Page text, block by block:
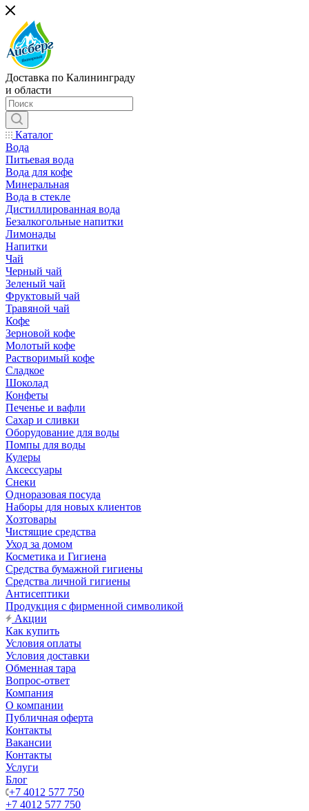
Доставка по Калининграду
и области
Каталог
Вода
Питьевая вода
Вода для кофе
Минеральная
Вода в стекле
Дистиллированная вода
Безалкогольные напитки
Лимонады
Напитки
Чай
Черный чай
Зеленый чай
Фруктовый чай
Травяной чай
Кофе
Зерновой кофе
Молотый кофе
Растворимый кофе
Сладкое
Шоколад
Конфеты
Печенье и вафли
Сахар и сливки
Оборудование для воды
Помпы для воды
Кулеры
Аксессуары
Снеки
Одноразовая посуда
Наборы для новых клиентов
Хозтовары
Чистящие средства
Уход за домом
Косметика и Гигиена
Средства бумажной гигиены
Средства личной гигиены
Антисептики
Продукция с фирменной символикой
Акции
Как купить
Условия оплаты
Условия доставки
Обменная тара
Вопрос-ответ
Компания
О компании
Публичная оферта
Контакты
Вакансии
Контакты
Услуги
Блог
+7 4012 577 750
+7 4012 577 750